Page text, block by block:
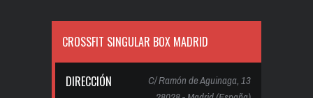
CROSSFIT SINGULAR BOX MADRID
DIRECCIÓN
C/ Ramón de Aguinaga, 13